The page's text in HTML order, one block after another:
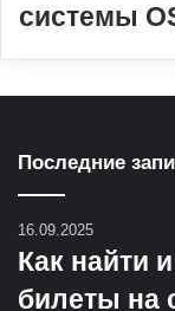
системы
Последние
16.09.2025
Как найти
билеты на